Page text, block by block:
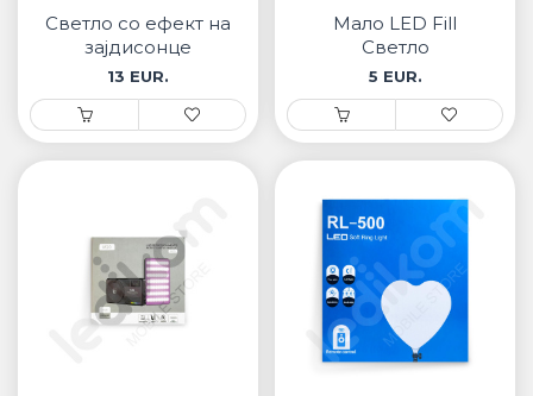
Светло со ефект на
зајдисонце
13 EUR.
Мало LED Fill
Светло
5 EUR.